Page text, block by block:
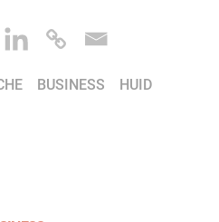
BUSINESS
HUID